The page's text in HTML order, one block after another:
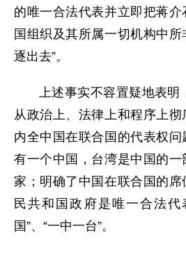
的唯一合法代表并立即把蒋
国组织及其所属一切机构中
逐出去”。
上述事实不容置疑地表明
从政治上、法律上和程序上
内全中国在联合国的代表权
有一个中国，台湾是中国的一
家；明确了中国在联合国的席
民共和国政府是唯一合法代
国”、“一中一台”。